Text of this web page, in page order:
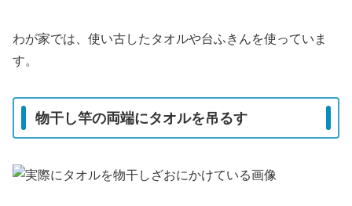
わが家では、使い古したタオルや台ふきんを使っていま
す。
物干し竿の両端にタオルを吊るす